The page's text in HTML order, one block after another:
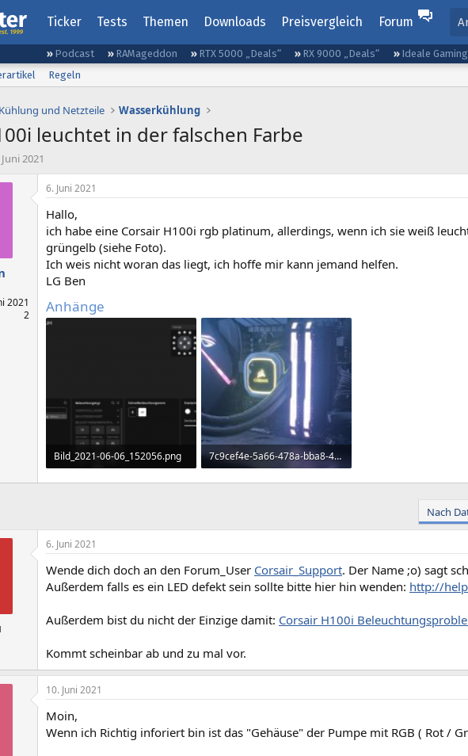
Ticker Tests Themen Downloads Preisvergleich Forum
Podcast RAMageddon RTX 5000 „Deals“ RX 9000 „Deals“ Ideale
Regeln
und Netzteile Wasserkühlung
leuchtet in der falschen Farbe
2021
2021
2
6. Juni 2021
Hallo,
ich habe eine Corsair H100i rgb platinum, allerdings, wenn ich sie weiß
grüngelb (siehe Foto).
Ich weis nicht woran das liegt, ich hoffe mir kann jemand helfen.
LG Ben
Anhänge
Bild_2021-06-06_152056.png
73,2 KB · Aufrufe: 273
7c9cef4e-5a66-478a-bba8-4ef3b701ca3a.jpg
83,5 KB · Aufrufe: 286
Nach
6. Juni 2021
Wende dich doch an den Forum_User Corsair_Support. Der Name ;o) sagt
Außerdem falls es ein LED defekt sein sollte bitte hier hin wenden: http://
Außerdem bist du nicht der Einzige damit: Corsair H100i
Kommt scheinbar ab und zu mal vor.
10. Juni 2021
Moin,
Wenn ich Richtig inforiert bin ist das "Gehäuse" der Pumpe mit RGB ( Rot /